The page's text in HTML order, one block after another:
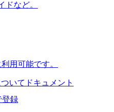
ドなど。
用可能です。
いて ドキュメント
登録